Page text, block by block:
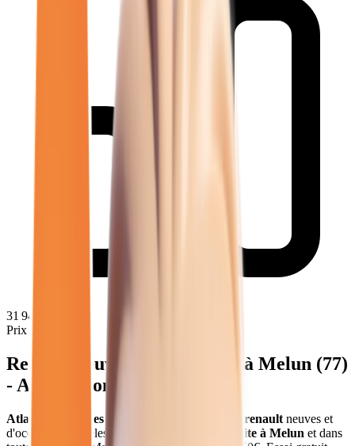
31 946
Prix moyen
Renault neuves et d'occasion à Melun (77)
- Atlas Automobiles
Atlas Automobiles renault neuves et
d'occasion
Modèles Livraison gratuite à Melun et dans